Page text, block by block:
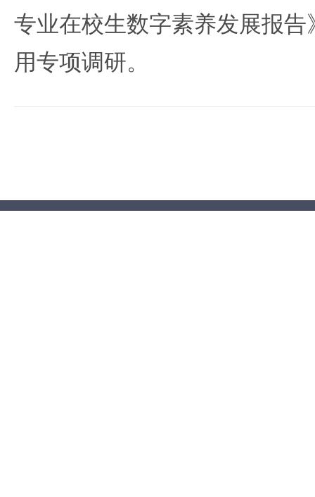
专业在校生数字素养发展报
用专项调研。